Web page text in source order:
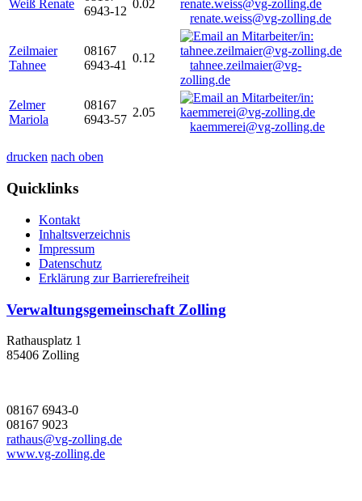
Weiß Renate
6943-12
0.02
renate.weiss@vg-zolling.de
Zeilmaier
Tahnee
08167
6943-41
0.12
tahnee.zeilmaier@vg-
zolling.de
Zelmer
Mariola
08167
6943-57
2.05
kaemmerei@vg-zolling.de
drucken nach oben
Quicklinks
Kontakt
Inhaltsverzeichnis
Impressum
Datenschutz
Erklärung zur Barrierefreiheit
Verwaltungsgemeinschaft Zolling
Rathausplatz 1
85406 Zolling
08167 6943-0
08167 9023
rathaus@vg-zolling.de
www.vg-zolling.de